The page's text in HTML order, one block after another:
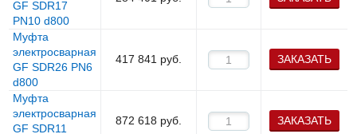
GF SDR17
PN10 d800
Муфта
электросварная
GF SDR26 PN6
d800
417 841 руб. ЗАКАЗАТЬ
Муфта
электросварная
GF SDR11
872 618 руб. ЗАКАЗАТЬ